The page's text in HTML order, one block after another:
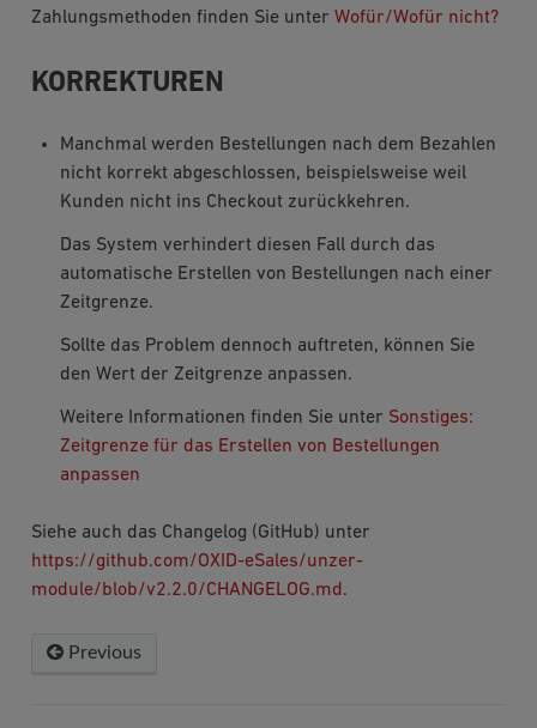
Zahlungsmethoden finden Sie unter Wofür/Wofür nicht?
KORREKTUREN
Manchmal werden Bestellungen nach dem Bezahlen
nicht korrekt abgeschlossen, beispielsweise weil
Kunden nicht ins Checkout zurückkehren.
Das System verhindert diesen Fall durch das
automatische Erstellen von Bestellungen nach einer
Zeitgrenze.
Sollte das Problem dennoch auftreten, können Sie
den Wert der Zeitgrenze anpassen.
Weitere Informationen finden Sie unter Sonstiges:
Zeitgrenze für das Erstellen von Bestellungen
anpassen
Siehe auch das Changelog (GitHub) unter
https://github.com/OXID-eSales/unzer-
module/blob/v2.2.0/CHANGELOG.md .
Previous